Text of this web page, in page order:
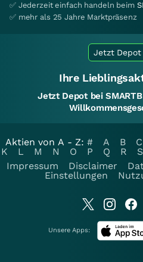
✅ Jederzeit einfach handeln beim
✅ mehr als 25 Jahre Marktpräsenz
Jetzt Depot
Ihre
Jetzt Depot bei
Aktien von A - Z: # A B C
K
L M N O P Q R S
Impressum
Disclaimer
Einstellungen
Unsere Apps: